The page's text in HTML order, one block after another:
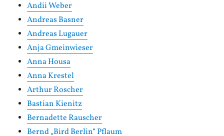
Andii Weber
Andreas Basner
Andreas Lugauer
Anja Gmeinwieser
Anna Housa
Anna Krestel
Arthur Roscher
Bastian Kienitz
Bernadette Rauscher
Bernd „Bird Berlin“ Pflaum